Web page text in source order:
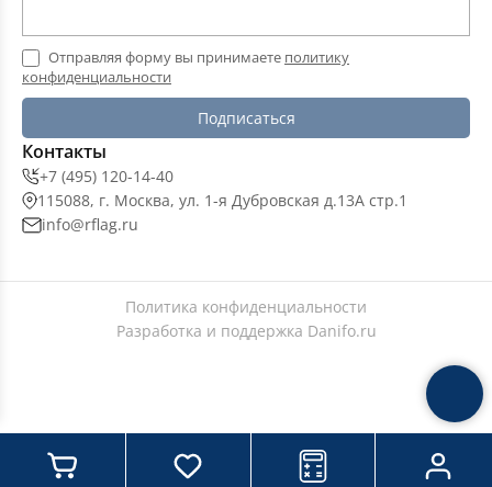
Отправляя форму вы принимаете политику
конфиденциальности
Подписаться
Контакты
+7 (495) 120-14-40
115088, г. Москва, ул. 1-я Дубровская д.13А стр.1
info@rflag.ru
Политика конфиденциальности
Разработка и поддержка Danifo.ru